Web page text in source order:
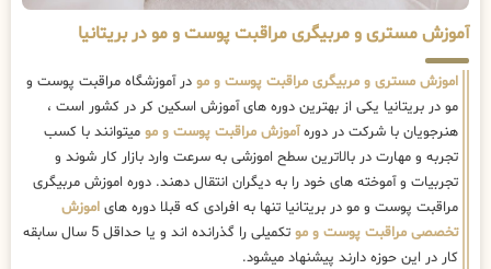
آموزش مستری و مربیگری مراقبت پوست و مو در بریتانیا
اموزش مستری و مربیگری مراقبت پوست و مو در آموزشگاه مراقبت پوست و
مو در بریتانیا یکی از بهترین دوره های آموزش اسکین کر در کشور است ،
هنرجویان با شرکت در دورهآموزش مراقبت پوست و مو میتوانند با کسب
تجربه و مهارت در بالاترین سطح اموزشی به سرعت وارد بازار کار شوند و
تجربیات و آموخته های خود را به دیگران انتقال دهند. دوره اموزش مربیگری
مراقبت پوست و مو در بریتانیا تنها به افرادی که قبلا دوره های اموزش
تخصصی مراقبت پوست و مو
تکمیلی را گذرانده اند و یا حداقل 5 سال سابقه
کار در این حوزه دارند پیشنهاد میشود.